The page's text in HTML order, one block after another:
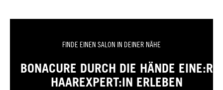
FINDE EINEN SALON IN DEINER NÄHE
BONACURE DURCH DIE HÄNDE EINE:R
HAAREXPERT:IN ERLEBEN